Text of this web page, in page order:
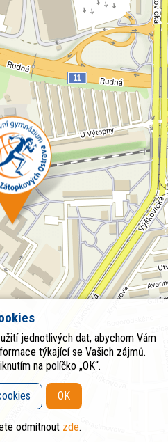
jednotlivých dat, abychom Vám
týkající se Vašich zájmů.
na políčko „OK“.
OK
odmítnout zde.